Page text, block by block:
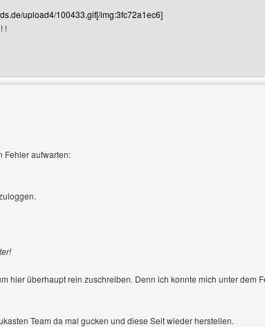
upload4/100433.gif[/img:3fc72a1ec6]
!
coolload
Fehler aufwarten:
hier überhaupt rein zuschreiben. Denn ich konnte mich unter dem
Team da mal gucken und diese Seit wieder herstellen.